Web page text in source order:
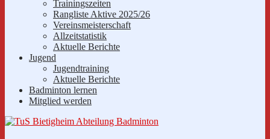
Trainingszeiten
Rangliste Aktive 2025/26
Vereinsmeisterschaft
Allzeitstatistik
Aktuelle Berichte
Jugend
Jugendtraining
Aktuelle Berichte
Badminton lernen
Mitglied werden